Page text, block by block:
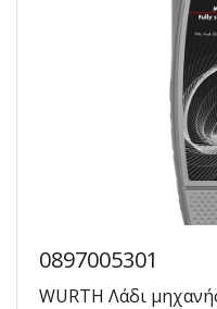
0897005301
WURTH Λάδι